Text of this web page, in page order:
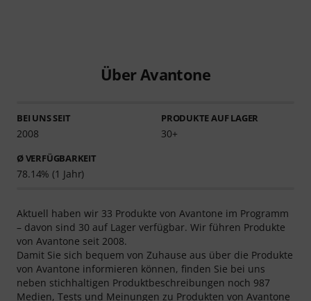
Über Avantone
BEI UNS SEIT
2008
PRODUKTE AUF LAGER
30+
Ø VERFÜGBARKEIT
78.14% (1 Jahr)
Aktuell haben wir 33 Produkte von Avantone im Programm
– davon sind 30 auf Lager verfügbar. Wir führen Produkte
von Avantone seit 2008.
Damit Sie sich bequem von Zuhause aus über die Produkte
von Avantone informieren können, finden Sie bei uns
neben stichhaltigen Produktbeschreibungen noch 987
Medien, Tests und Meinungen zu Produkten von Avantone